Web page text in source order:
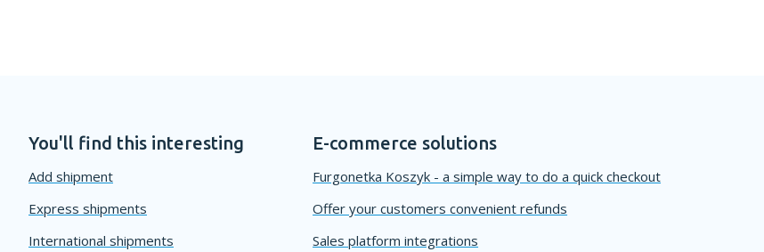
You'll find this interesting
Add shipment
Express shipments
International shipments
E-commerce solutions
Furgonetka Koszyk - a simple way to do a quick checkout
Offer your customers convenient refunds
Sales platform integrations